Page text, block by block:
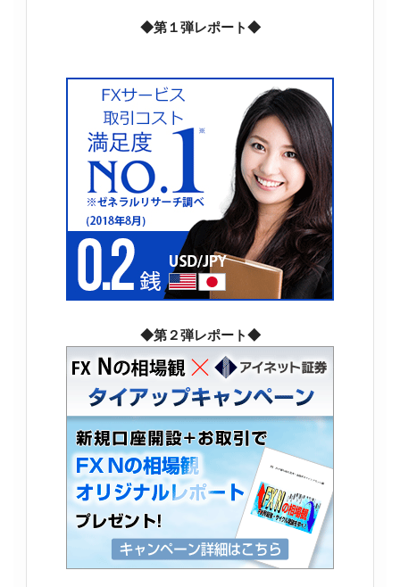
◆第１弾レポート◆
◆第２弾レポート◆